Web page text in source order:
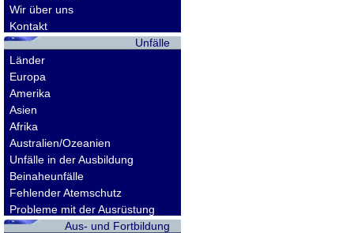
Wir über uns
Kontakt
Unfälle
Länder
Europa
Amerika
Asien
Afrika
Australien/Ozeanien
Unfälle in der Ausbildung
Beinaheunfälle
Fehlender Atemschutz
Probleme mit der Ausrüstung
Aus- und Fortbildung